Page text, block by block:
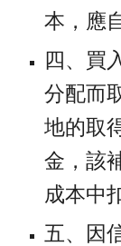
本，應
四、買
分配而
地的取
金，該
成本中
五、因